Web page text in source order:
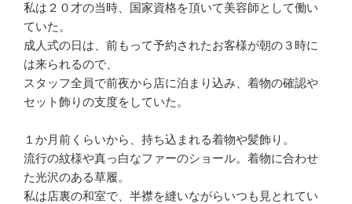
私は２０才の当時、国家資格を頂いて美容師として働い
ていた。
成人式の日は、前もって予約されたお客様が朝の３時に
は来られるので、
スタッフ全員で前夜から店に泊まり込み、着物の確認や
セット飾りの支度をしていた。
１か月前くらいから、持ち込まれる着物や髪飾り。
流行の紋様や真っ白なファーのショール。着物に合わせ
た光沢のある草履。
私は店裏の和室で、半襟を縫いながらいつも見とれてい